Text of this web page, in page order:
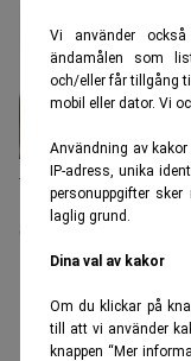
Vi använder
ändamålen som
och/eller får tillgång
mobil eller dator. Vi
Användning av
IP-adress, unika
personuppgifter
laglig grund.
Dina val av kakor
Om du klickar på
till att vi använder
knappen “Mer
Unga vill ha
slår till